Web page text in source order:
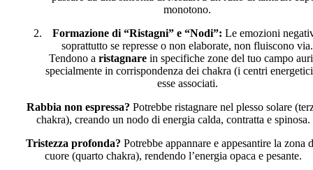
monotono.
Formazione di “Ristagni” e “Nodi”: Le emozioni
soprattutto se represse o non elaborate, non fluiscono via.
Tendono a ristagnarein specifiche zone del tuo campo
specialmente in corrispondenza dei chakra (i centri
esse associati.
Rabbia non espressa? Potrebbe ristagnare nel plesso solare
chakra), creando un nodo di energia calda, contratta e spinosa.
Tristezza profonda? Potrebbe appannare e appesantire la zona
cuore (quarto chakra), rendendo l’energia opaca e pesante.